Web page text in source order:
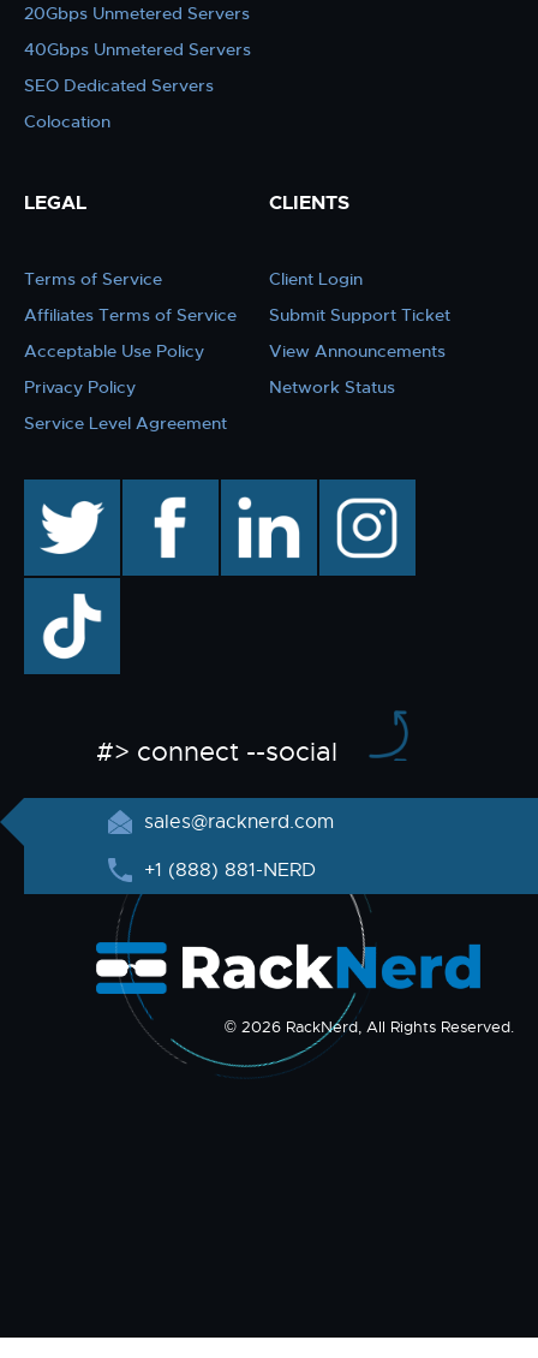
20Gbps Unmetered Servers
40Gbps Unmetered Servers
SEO Dedicated Servers
Colocation
LEGAL
Terms of Service
Affiliates Terms of Service
Acceptable Use Policy
Privacy Policy
Service Level Agreement
CLIENTS
Client Login
Submit Support Ticket
View Announcements
Network Status
facebook linkedin instagram
TikTok
#> connect --social
sales@racknerd.com
+1 (888) 881-NERD
© 2026 RackNerd, All Rights Reserved.